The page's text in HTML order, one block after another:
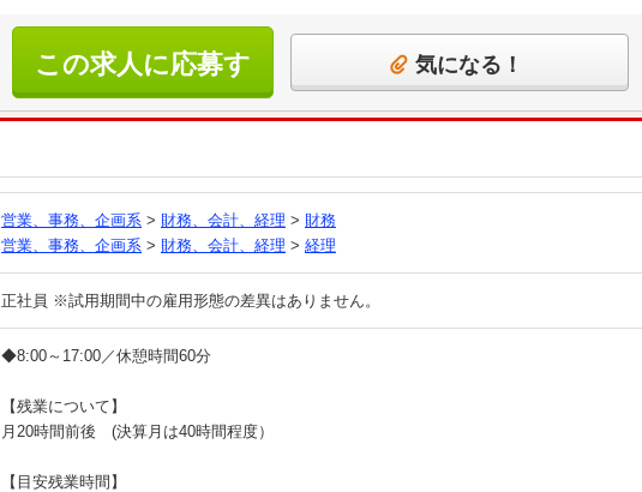
この求人に応募す
る
気になる！
営業、事務、企画系 > 財務、会計、経理 > 財務
営業、事務、企画系 > 財務、会計、経理 > 経理
正社員 ※試用期間中の雇用形態の差異はありません。
◆8:00～17:00／休憩時間60分
【残業について】
月20時間前後 (決算月は40時間程度）
【目安残業時間】